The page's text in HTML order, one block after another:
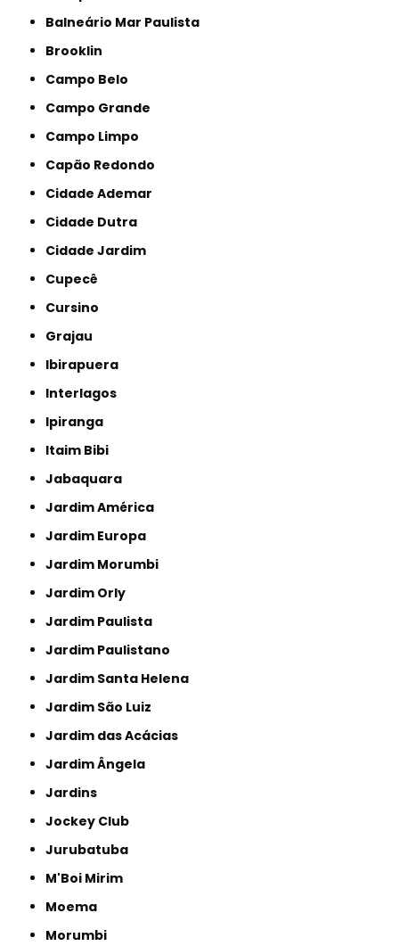
Balneário Mar Paulista
Brooklin
Campo Belo
Campo Grande
Campo Limpo
Capão Redondo
Cidade Ademar
Cidade Dutra
Cidade Jardim
Cupecê
Cursino
Grajau
Ibirapuera
Interlagos
Ipiranga
Itaim Bibi
Jabaquara
Jardim América
Jardim Europa
Jardim Morumbi
Jardim Orly
Jardim Paulista
Jardim Paulistano
Jardim Santa Helena
Jardim São Luiz
Jardim das Acácias
Jardim Ângela
Jardins
Jockey Club
Jurubatuba
M'Boi Mirim
Moema
Morumbi